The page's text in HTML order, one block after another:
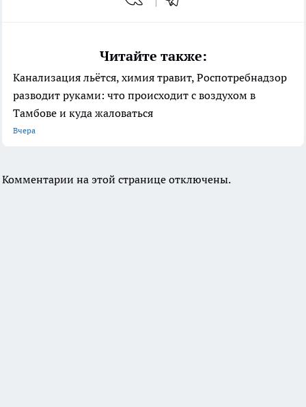
Читайте также:
Канализация льётся, химия травит, Роспотребнадзор
разводит руками: что происходит с воздухом в
Тамбове и куда жаловаться
Вчера
Комментарии на этой странице отключены.